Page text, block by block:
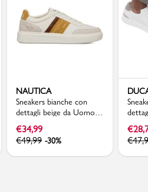
NAUTICA
Sneakers bianche con
dettagli beige da Uomo
Nautica
€34,99
€49,99 -30%
€
€